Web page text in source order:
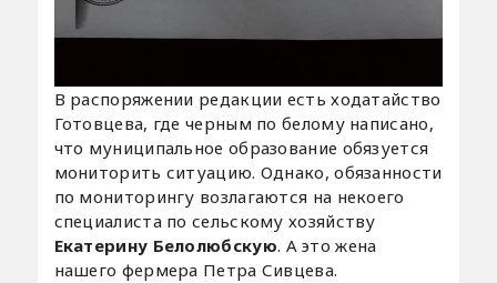
В распоряжении редакции есть ходатайство
Готовцева, где черным по белому написано,
что муниципальное образование обязуется
мониторить ситуацию. Однако, обязанности
по мониторингу возлагаются на некоего
специалиста по сельскому хозяйству
Екатерину Белолюбскую. А это жена
нашего фермера Петра Сивцева.